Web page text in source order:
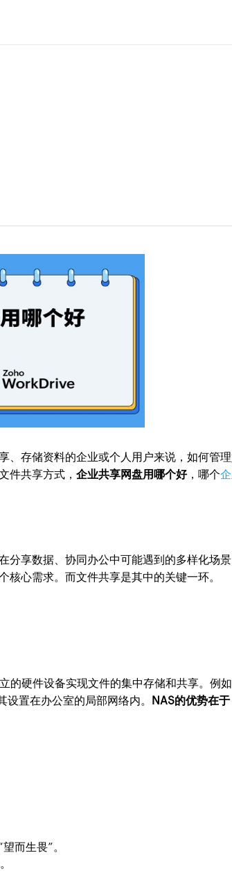
、存储资料的企业或个人用户来说，如何管
件共享方式，企业共享网盘用哪个好，哪个
分享数据、协同办公中可能遇到的多样化场
心需求。而文件共享是其中的关键一环。
的硬件设备实现文件的集中存储和共享。例
置在办公室的局部网络内。 NAS的优势在
而生畏”。